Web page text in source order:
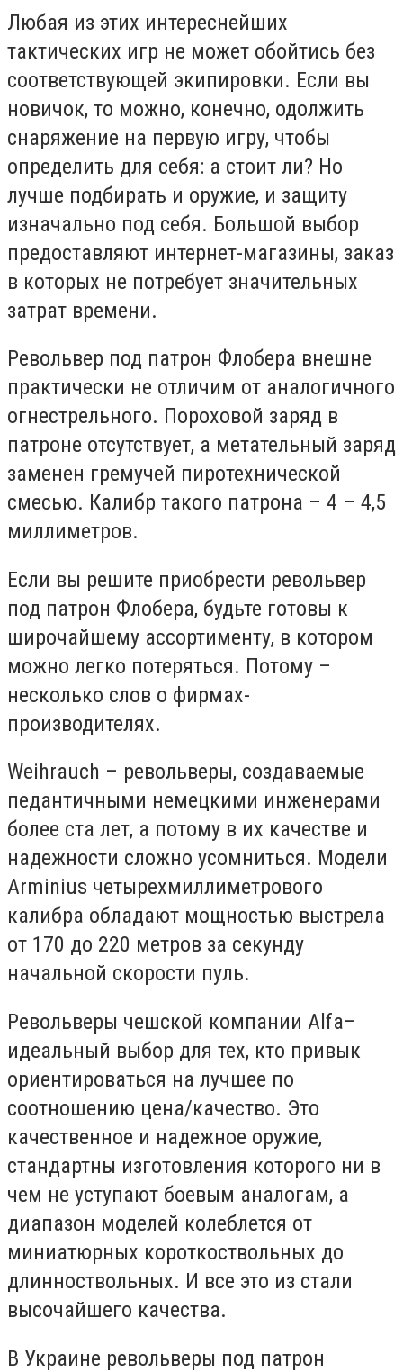
Любая из этих интереснейших
тактических игр не может обойтись без
соответствующей экипировки. Если вы
новичок, то можно, конечно, одолжить
снаряжение на первую игру, чтобы
определить для себя: а стоит ли? Но
лучше подбирать и оружие, и защиту
изначально под себя. Большой выбор
предоставляют интернет-магазины, заказ
в которых не потребует значительных
затрат времени.
Револьвер под патрон Флобера внешне
практически не отличим от аналогичного
огнестрельного. Пороховой заряд в
патроне отсутствует, а метательный заряд
заменен гремучей пиротехнической
смесью. Калибр такого патрона – 4 – 4,5
миллиметров.
Если вы решите приобрести револьвер
под патрон Флобера, будьте готовы к
широчайшему ассортименту, в котором
можно легко потеряться. Потому –
несколько слов о фирмах-
производителях.
Weihrauch – револьверы, создаваемые
педантичными немецкими инженерами
более ста лет, а потому в их качестве и
надежности сложно усомниться. Модели
Arminius четырехмиллиметрового
калибра обладают мощностью выстрела
от 170 до 220 метров за секунду
начальной скорости пуль.
Револьверы чешской компании Alfa–
идеальный выбор для тех, кто привык
ориентироваться на лучшее по
соотношению цена/качество. Это
качественное и надежное оружие,
стандартны изготовления которого ни в
чем не уступают боевым аналогам, а
диапазон моделей колеблется от
миниатюрных короткоствольных до
длинноствольных. И все это из стали
высочайшего качества.
В Украине револьверы под патрон